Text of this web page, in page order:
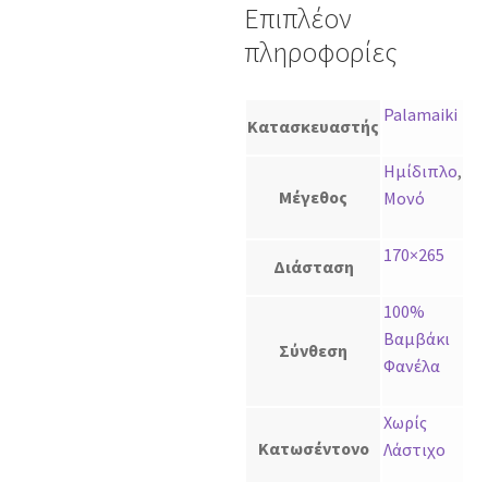
Επιπλέον
πληροφορίες
Κατασκευαστής
Palamaiki
Μέγεθος
Ημίδιπλο,
Μονό
Διάσταση
170×265
Σύνθεση
100%
Βαμβάκι
Φανέλα
Κατωσέντονο
Χωρίς
Λάστιχο